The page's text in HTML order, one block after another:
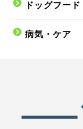
ドッグフード
病気・ケア